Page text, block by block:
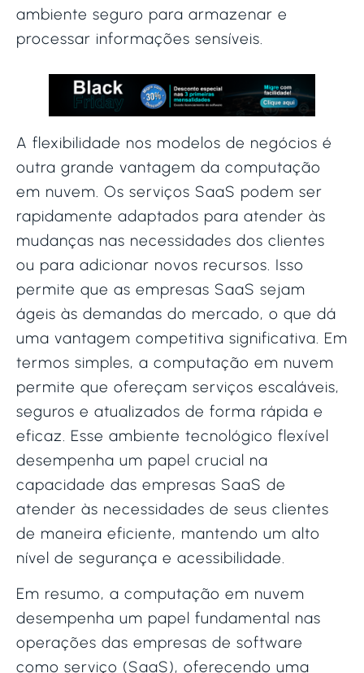
ambiente seguro para armazenar e
processar informações sensíveis.
A flexibilidade nos modelos de negócios é
outra grande vantagem da computação
em nuvem. Os serviços SaaS podem ser
rapidamente adaptados para atender às
mudanças nas necessidades dos clientes
ou para adicionar novos recursos. Isso
permite que as empresas SaaS sejam
ágeis às demandas do mercado, o que dá
uma vantagem competitiva significativa. Em
termos simples, a computação em nuvem
permite que ofereçam serviços escaláveis,
seguros e atualizados de forma rápida e
eficaz. Esse ambiente tecnológico flexível
desempenha um papel crucial na
capacidade das empresas SaaS de
atender às necessidades de seus clientes
de maneira eficiente, mantendo um alto
nível de segurança e acessibilidade.
Em resumo, a computação em nuvem
desempenha um papel fundamental nas
operações das empresas de software
como serviço (SaaS), oferecendo uma